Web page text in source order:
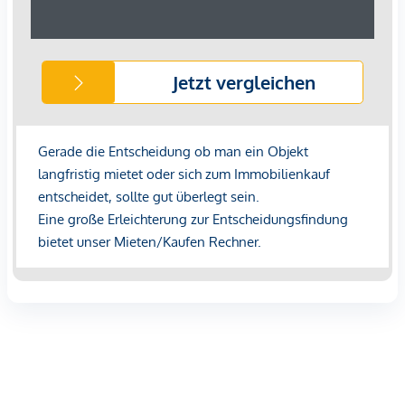
Top 4: 100,47 m² 1.610,00 € aktiv
EG
Top 2: 76,84 m² 1.460,00 € aktiv
*Der Vertrag kommt nicht mit der INFINA Credit Broker
GmbH zustande. Das Objekt wird von einem externen
Immobilienunternehmen angeboten. Allfällige aus dem